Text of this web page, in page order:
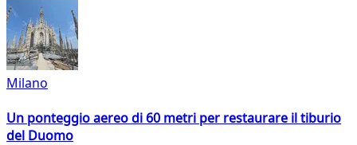
Milano
Un ponteggio aereo di 60 metri per restaurare il tiburio
del Duomo